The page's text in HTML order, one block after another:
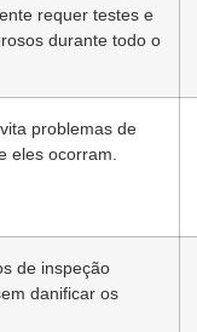
requer testes e
durante todo o
problemas de
eles ocorram.
de inspeção
danificar os